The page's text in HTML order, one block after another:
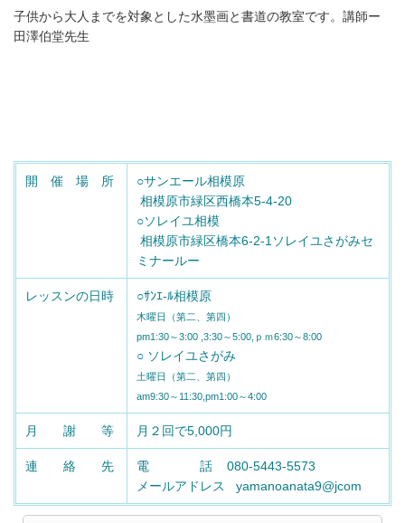
子供から大人までを対象とした水墨画と書道の教室です。講師ー
田澤伯堂先生
開 催 場 所
○サンエール相模原
相模原市緑区西橋本5-4-20
○ソレイユ相模
相模原市緑区橋本6-2-1ソレイユさがみセ
ミナールー
レッスンの日時 ○ｻﾝｴ-ﾙ相模原
木曜日（第二、第四）
pm1:30～3:00 ,3:30～5:00, ｐｍ6:30～8:00
○ ソレイユさがみ
土曜日（第二、第四）
am9:30～11:30, pm1:00～4:00
月 謝 等 月２回で5,000円
連 絡 先
電 話 080-5443-5573
メールアドレス yamanoanata9@jcom